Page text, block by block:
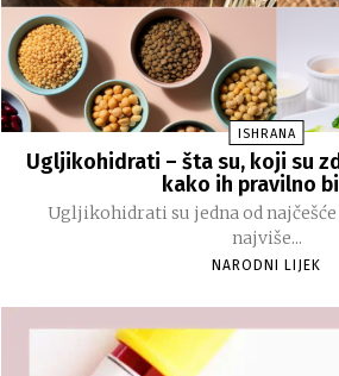
ISHRANA
Ugljikohidrati – šta su, koji su
kako ih pravilno
Ugljikohidrati su jedna od
najviše...
NARODNI LIJEK